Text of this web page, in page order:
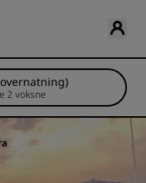
08 aug. - 09 aug. | 1 værelse 2 voksne